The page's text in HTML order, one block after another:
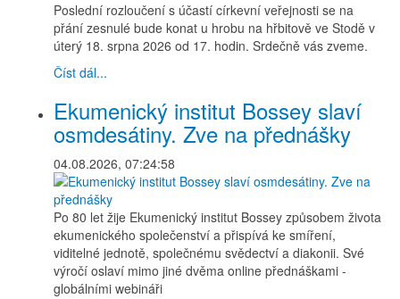
Poslední rozloučení s účastí církevní veřejnosti se na
přání zesnulé bude konat u hrobu na hřbitově ve Stodě v
úterý 18. srpna 2026 od 17. hodin. Srdečně vás zveme.
Číst dál...
Ekumenický institut Bossey slaví
osmdesátiny. Zve na přednášky
04.08.2026, 07:24:58
Po 80 let žije Ekumenický institut Bossey způsobem života
ekumenického společenství a přispívá ke smíření,
viditelné jednotě, společnému svědectví a diakonii. Své
výročí oslaví mimo jiné dvěma online přednáškami -
globálními webináři